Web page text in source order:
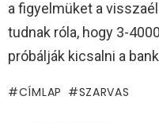
a figyelmüket a
tudnak róla, hogy 3-
próbálják kicsalni a
CÍMLAP SZARVAS